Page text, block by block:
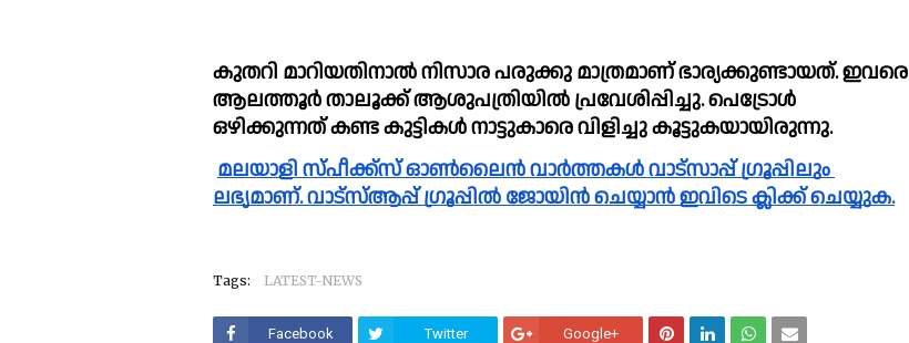
കുതറി മാറിയതിനാല്‍ നിസാര പരുക്കു മാത്രമാണ് ഭാര്യക്കുണ്ടായത്. ഇവരെ
ആലത്തൂര്‍ താലൂക്ക് ആശുപത്രിയില്‍ പ്രവേശിപ്പിച്ചു. പെട്രോള്‍
ഒഴിക്കുന്നത് കണ്ട കുട്ടികള്‍ നാട്ടുകാരെ വിളിച്ചു കൂട്ടുകയായിരുന്നു.
മലയാളി സ്പീക്ക്സ്‌ ഓൺലൈൻ വാർത്തകൾ വാട്സാപ്പ് ഗ്രൂപ്പിലും
ലഭ്യമാണ്. വാട്സ്ആപ്പ് ഗ്രൂപ്പിൽ ജോയിൻ ചെയ്യാൻ ഇവിടെ ക്ലിക്ക് ചെയ്യുക.
Tags: LATEST-NEWS
Facebook Twitter Google+